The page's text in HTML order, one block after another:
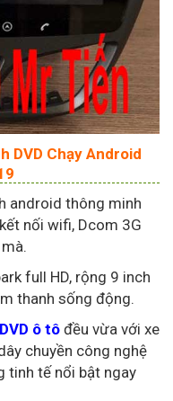
DVD Chạy Android
android thông minh
nối wifi, Dcom 3G
full HD, rộng 9 inch
thanh sống động.
ô tôđều vừa với xe
chuyền công nghệ
tinh tế nổi bật ngay